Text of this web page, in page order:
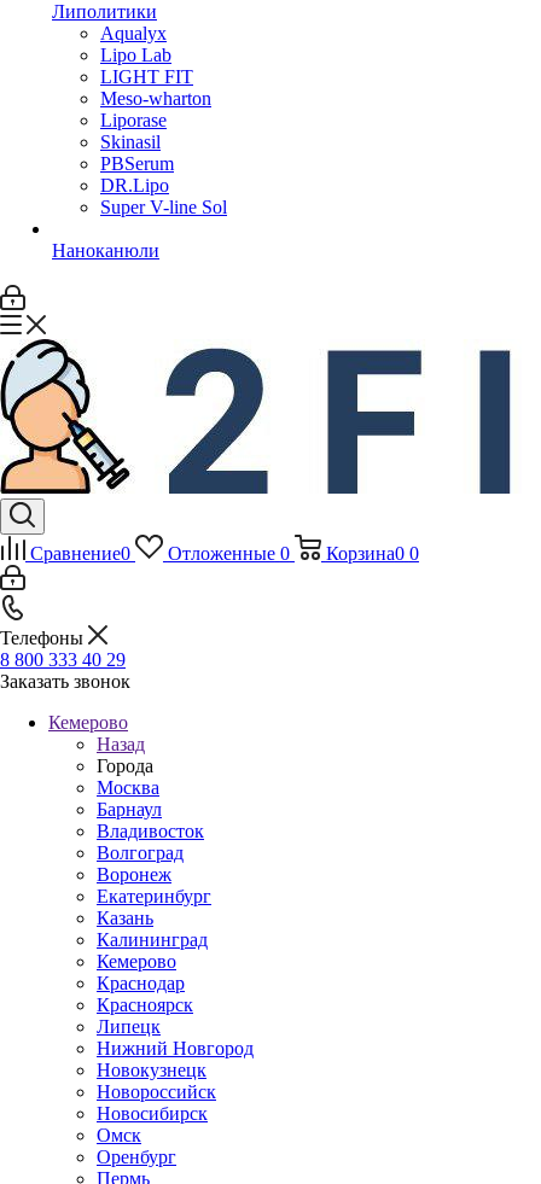
Липолитики
Aqualyx
Lipo Lab
LIGHT FIT
Meso-wharton
Liporase
Skinasil
PBSerum
DR.Lipo
Super V-line Sol
Наноканюли
Сравнение0 Отложенные 0 Корзина0 0
Телефоны
8 800 333 40 29
Заказать звонок
Кемерово
Назад
Города
Москва
Барнаул
Владивосток
Волгоград
Воронеж
Екатеринбург
Казань
Калининград
Кемерово
Краснодар
Красноярск
Липецк
Нижний Новгород
Новокузнецк
Новороссийск
Новосибирск
Омск
Оренбург
Пермь